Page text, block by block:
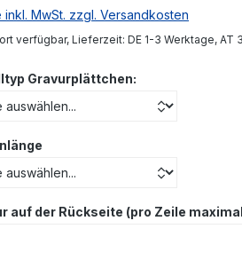
inkl. MwSt. zzgl. Versandkosten
verfügbar, Lieferzeit: DE 1-3 Werktage, AT
Gravurplättchen:
auf der Rückseite (pro Zeile